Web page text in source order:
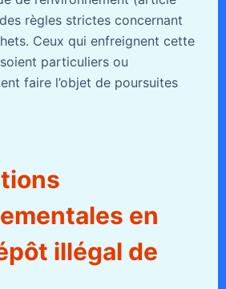
règles strictes concernant
Ceux qui enfreignent cette
particuliers ou
faire l’objet de poursuites
en
illégal de